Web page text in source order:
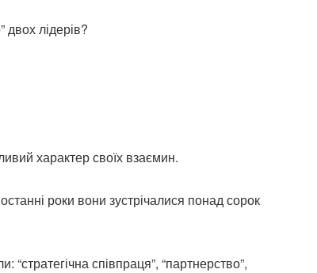
двох лідерів?
характер своїх взаємин.
роки вони зустрічалися понад сорок
співпраця”, “партнерство”,